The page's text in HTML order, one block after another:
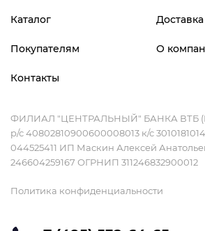
Каталог
Покупателям О
Контакты
ФИЛИАЛ "ЦЕНТРАЛЬНЫЙ" БАНКА ВТБ
р/с 40802810900600008013 к/с
044525411 ИП Маскин Алексей
246604259167 ОГРНИП 311246832900012
Политика конфиденциальности